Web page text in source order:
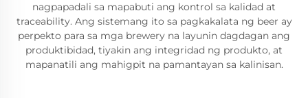
nagpapadali sa mapabuti ang kontrol sa kalidad at
traceability. Ang sistemang ito sa pagkakalata ng beer ay
perpekto para sa mga brewery na layunin dagdagan ang
produktibidad, tiyakin ang integridad ng produkto, at
mapanatili ang mahigpit na pamantayan sa kalinisan.